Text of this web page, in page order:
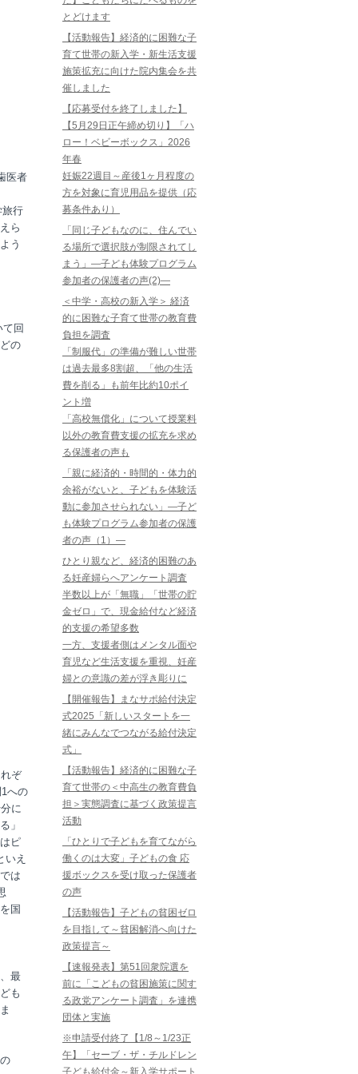
医者
旅行
ら
う
回
の
ぞ
への
に
」
ピ
いえ
は
国
最
も
とどけます
【活動報告】経済的に困難な子
育て世帯の新入学・新生活支援
施策拡充に向けた院内集会を共
催しました
【応募受付を終了しました】
【5月29日正午締め切り】「ハ
ロー！ベビーボックス」2026
年春
妊娠22週目～産後1ヶ月程度の
方を対象に育児用品を提供（応
募条件あり）
「同じ子どもなのに、住んでい
る場所で選択肢が制限されてし
まう」―子ども体験プログラム
参加者の保護者の声(2)―
＜中学・高校の新入学＞ 経済
的に困難な子育て世帯の教育費
負担を調査
「制服代」の準備が難しい世帯
は過去最多8割超、「他の生活
費を削る」も前年比約10ポイ
ント増
「高校無償化」について授業料
以外の教育費支援の拡充を求め
る保護者の声も
「親に経済的・時間的・体力的
余裕がないと、子どもを体験活
動に参加させられない」―子ど
も体験プログラム参加者の保護
者の声（1）―
ひとり親など、経済的困難のあ
る妊産婦らへアンケート調査
半数以上が「無職」「世帯の貯
金ゼロ」で、現金給付など経済
的支援の希望多数
一方、支援者側はメンタル面や
育児など生活支援を重視、妊産
婦との意識の差が浮き彫りに
【開催報告】まなサポ給付決定
式2025「新しいスタートを一
緒にみんなでつながる給付決定
式」
【活動報告】経済的に困難な子
育て世帯の＜中高生の教育費負
担＞実態調査に基づく政策提言
活動
「ひとりで子どもを育てながら
働くのは大変」子どもの食 応
援ボックスを受け取った保護者
の声
【活動報告】子どもの貧困ゼロ
を目指して～貧困解消へ向けた
政策提言～
【速報発表】第51回衆院選を
前に「こどもの貧困施策に関す
る政党アンケート調査」を連携
団体と実施
※申請受付終了【1/8～1/23正
午】「セーブ・ザ・チルドレン
子ども給付金～新入学サポート